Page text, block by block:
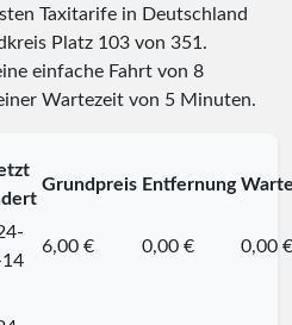
Taxitarife in Deutschland
Platz 103 von 351.
einfache Fahrt von 8
Wartezeit von 5 Minuten.
Grundpreis Entfernung
6,00 € 0,00 € 0,00 €